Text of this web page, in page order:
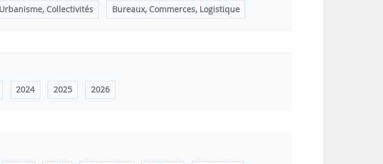
Collectivités Bureaux, Commerces, Logistique
2024 2025 2026